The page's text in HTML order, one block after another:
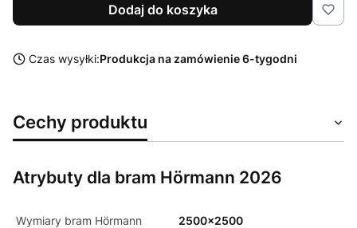
Dodaj do koszyka
Czas wysyłki:Produkcja na zamówienie 6-tygodni
Cechy produktu
Atrybuty dla bram Hörmann 2026
Wymiary bram Hörmann 2500x2500